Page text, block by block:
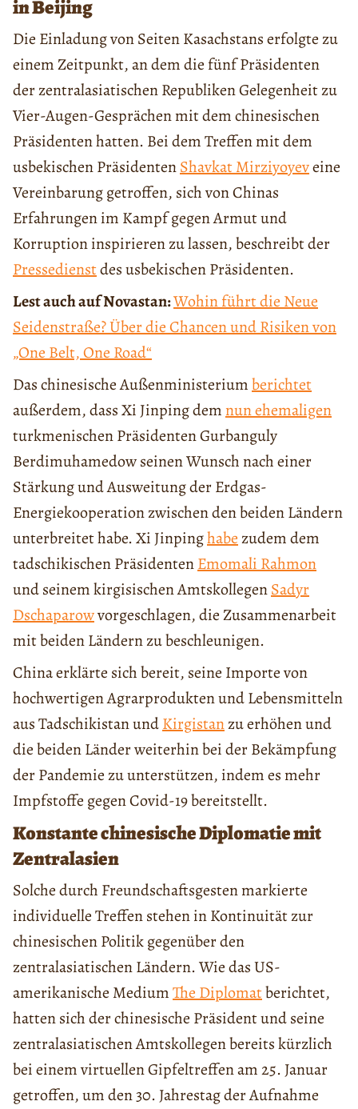
in Beijing
Die Einladung von Seiten Kasachstans erfolgte zu
einem Zeitpunkt, an dem die fünf Präsidenten
der zentralasiatischen Republiken Gelegenheit zu
Vier-Augen-Gesprächen mit dem chinesischen
Präsidenten hatten. Bei dem Treffen mit dem
usbekischen PräsidentenShavkat Mirziyoyeveine
Vereinbarung getroffen, sich von Chinas
Erfahrungen im Kampf gegen Armut und
Korruption inspirieren zu lassen, beschreibt der
Pressedienstdes usbekischen Präsidenten.
Lest auch auf Novastan:Wohin führt die Neue
Seidenstraße? Über die Chancen und Risiken von
„One Belt, One Road“
Das chinesische Außenministeriumberichtet
außerdem, dass Xi Jinping demnun ehemaligen
turkmenischen Präsidenten Gurbanguly
Berdimuhamedow seinen Wunsch nach einer
Stärkung und Ausweitung der Erdgas-
Energiekooperation zwischen den beiden Ländern
unterbreitet habe. Xi Jinpinghabezudem dem
tadschikischen PräsidentenEmomali Rahmon
und seinem kirgisischen AmtskollegenSadyr
Dschaparowvorgeschlagen, die Zusammenarbeit
mit beiden Ländern zu beschleunigen.
China erklärte sich bereit, seine Importe von
hochwertigen Agrarprodukten und Lebensmitteln
aus Tadschikistan undKirgistanzu erhöhen und
die beiden Länder weiterhin bei der Bekämpfung
der Pandemie zu unterstützen, indem es mehr
Impfstoffe gegen Covid-19 bereitstellt.
Konstante chinesische Diplomatie mit
Zentralasien
Solche durch Freundschaftsgesten markierte
individuelle Treffen stehen in Kontinuität zur
chinesischen Politik gegenüber den
zentralasiatischen Ländern. Wie das US-
amerikanische MediumThe Diplomatberichtet,
hatten sich der chinesische Präsident und seine
zentralasiatischen Amtskollegen bereits kürzlich
bei einem virtuellen Gipfeltreffen am 25. Januar
getroffen, um den 30. Jahrestag der Aufnahme